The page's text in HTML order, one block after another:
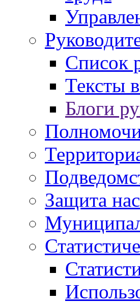
Список
Тексты
Блоги
Защита